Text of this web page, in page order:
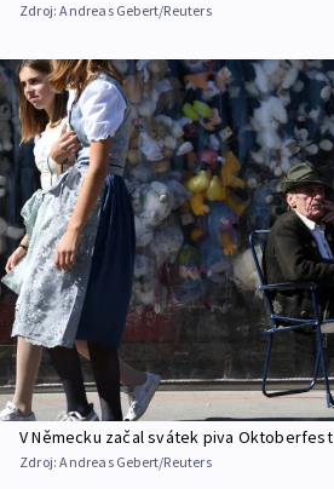
Zdroj:Andreas Gebert/Reuters
V Německu začal svátek piva Oktoberfest
Zdroj:Andreas Gebert/Reuters